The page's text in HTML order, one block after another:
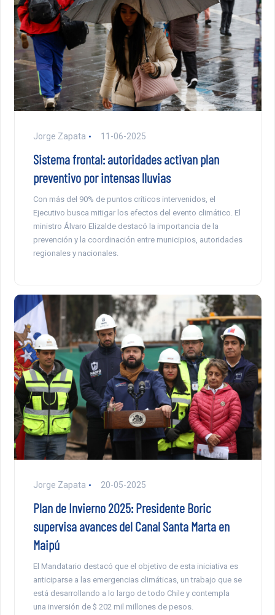
Jorge Zapata 11-06-2025
Sistema frontal: autoridades activan plan
preventivo por intensas lluvias
Con más del 90% de puntos críticos intervenidos, el
Ejecutivo busca mitigar los efectos del evento climático. El
ministro Álvaro Elizalde destacó la importancia de la
prevención y la coordinación entre municipios, autoridades
regionales y nacionales.
Jorge Zapata 20-05-2025
Plan de Invierno 2025: Presidente Boric
supervisa avances del Canal Santa Marta en
Maipú
El Mandatario destacó que el objetivo de esta iniciativa es
anticiparse a las emergencias climáticas, un trabajo que se
está desarrollando a lo largo de todo Chile y contempla
una inversión de $ 202 mil millones de pesos.